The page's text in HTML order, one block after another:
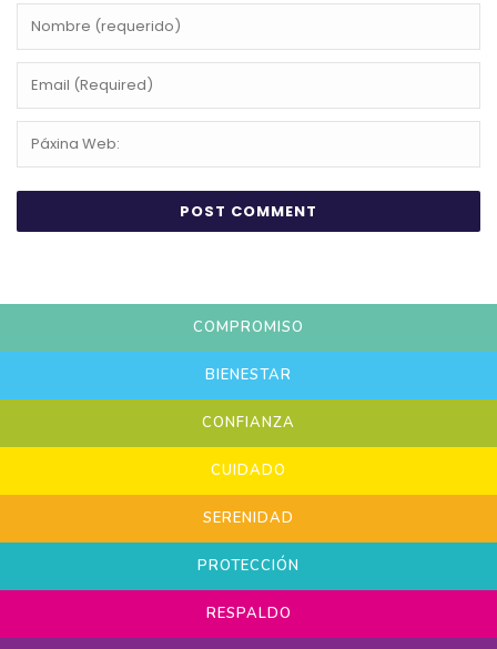
COMPROMISO
BIENESTAR
CONFIANZA
CUIDADO
SERENIDAD
PROTECCIÓN
RESPALDO